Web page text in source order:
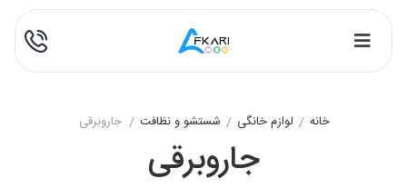
خانه / لوازم خانگی / شستشو و نظافت / جاروبرقی
جاروبرقی